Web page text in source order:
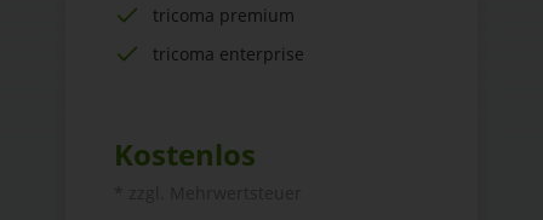
tricoma premium
tricoma enterprise
Kostenlos